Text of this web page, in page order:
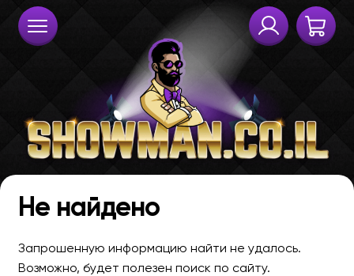
Не найдено
Запрошенную информацию найти не удалось.
Возможно, будет полезен поиск по сайту.